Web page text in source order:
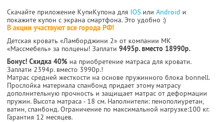
Скачайте приложение КупиКупона для IOS или Android и
покажите купон с экрана смартфона. Это удобно :)
В акции участвуют все города РФ!
Детская кровать «Ламборджини 2» от компании МК
«Массмебель» за полцены! Заплати 9495р. вместо 18990р.
Бонус! Скидка 40% на приобретение матраса для кровати.
Заплати 2394р. вместо 3990р.!
Матрас средней жесткости на основе пружинного блока bonnell.
Прослойка материала спанбонд придает этому матрасу
дополнительную прочность и защищает матрас от деформации
пружин. Высота матраса - 18 см. Наполнители: пенополиуретан,
ватин, спанбонд. Ограничение по максимальной нагрузке:100 кг.
Гарантия 12 месяцев.